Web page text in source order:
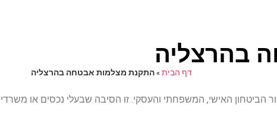
בהרצליה
דף הבית»התקנת מצלמות אבטחה בהרצליה
האישי, המשפחתי והעסקי. זו הסיבה שבעלי נכסים או